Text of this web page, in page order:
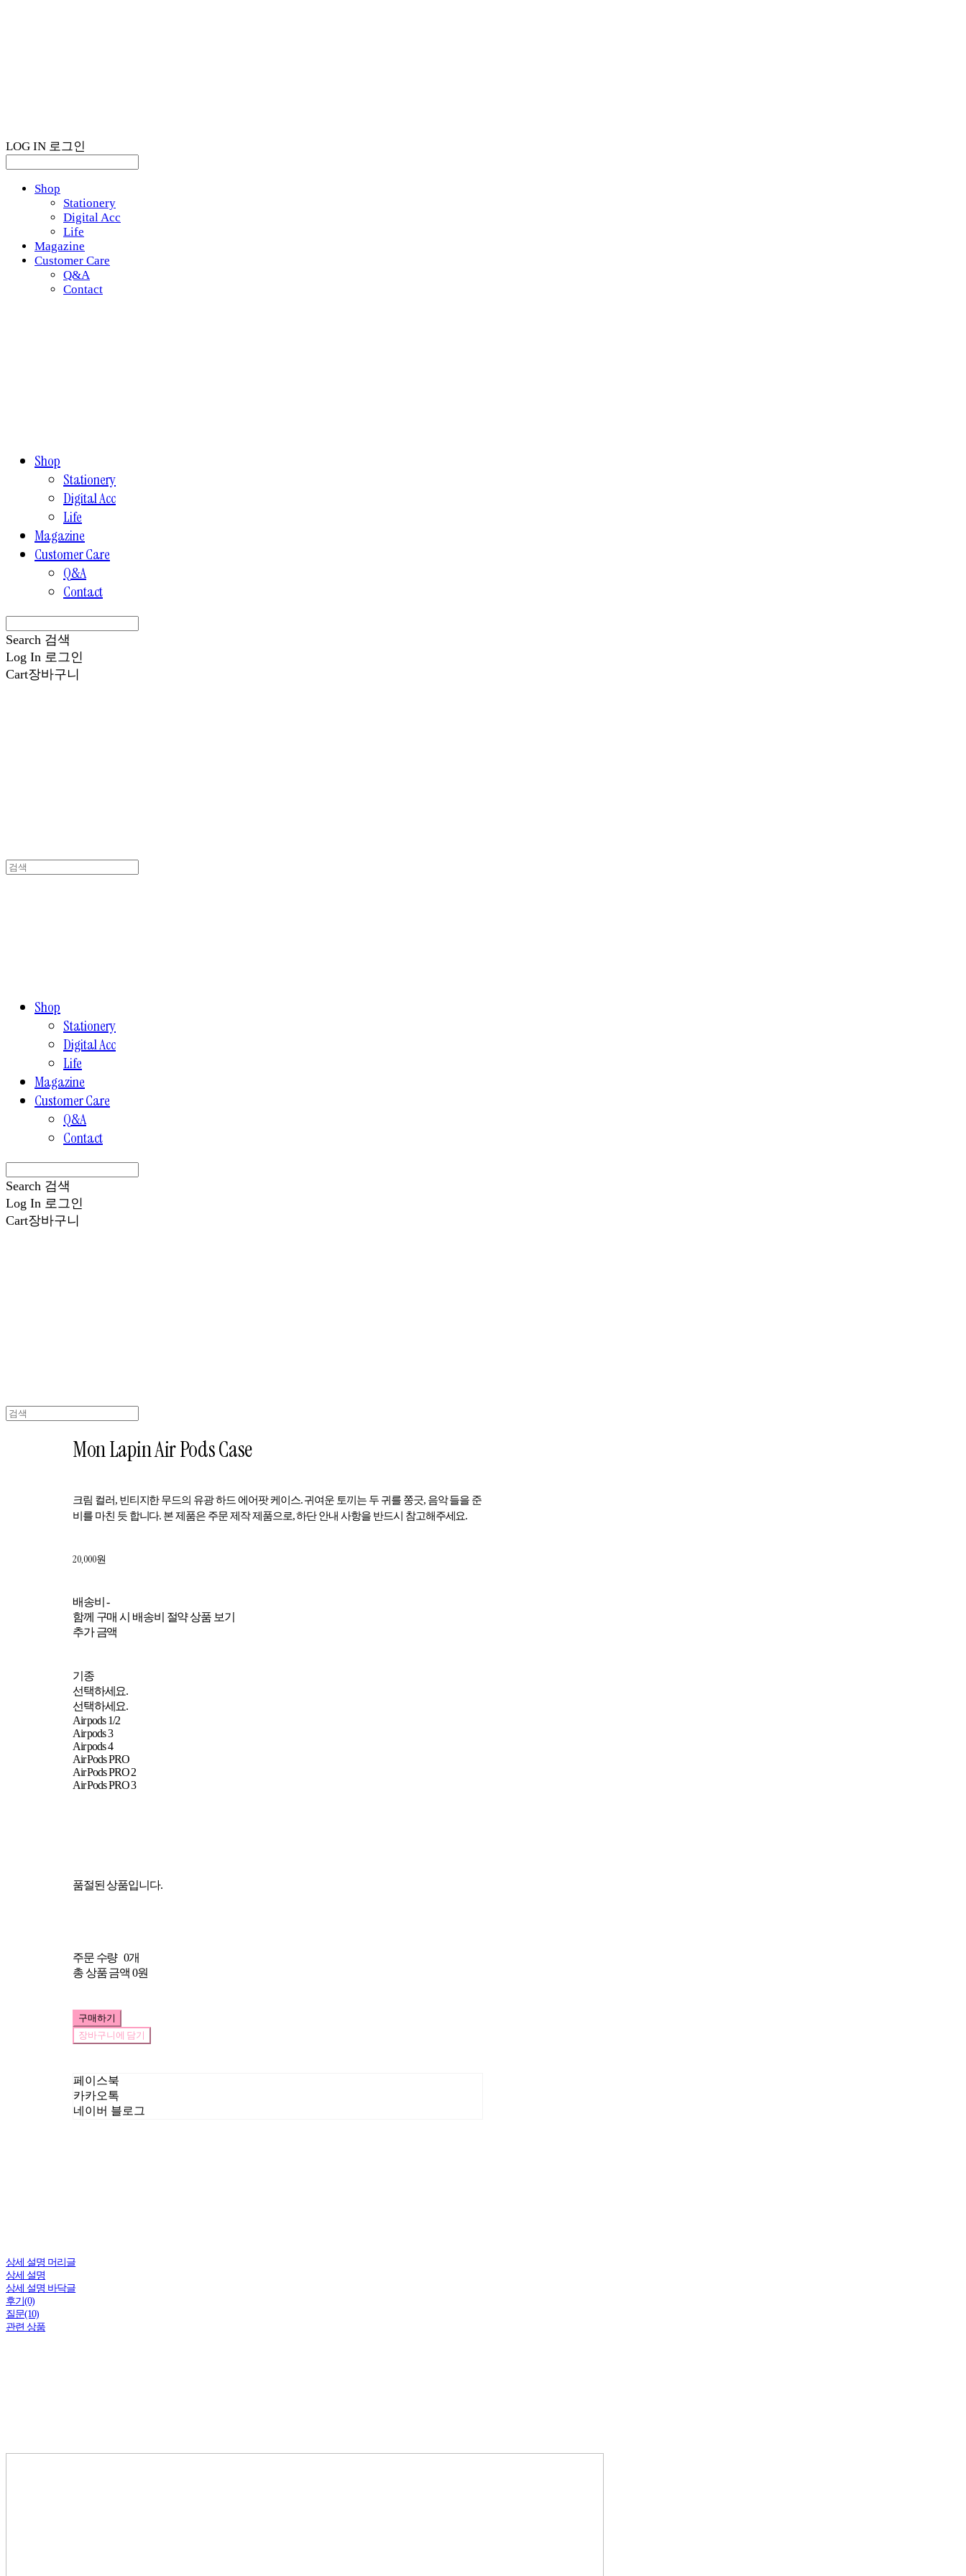
LOG IN 로그인
Shop
Stationery
Digital Acc
Life
Magazine
Customer Care
Q&A
Contact
Shop
Stationery
Digital Acc
Life
Magazine
Customer Care
Q&A
Contact
Search 검색
Log In 로그인
Cart장바구니
Shop
Stationery
Digital Acc
Life
Magazine
Customer Care
Q&A
Contact
Search 검색
Log In 로그인
Cart장바구니
Mon Lapin Air Pods Case
크림 컬러, 빈티지한 무드의 유광 하드 에어팟 케이스. 귀여운 토끼는 두 귀를 쫑긋, 음악 들을 준
비를 마친 듯 합니다. 본 제품은 주문 제작 제품으로, 하단 안내 사항을 반드시 참고해주세요.
20,000원
배송비-
함께 구매 시 배송비 절약 상품 보기
추가 금액
기종
선택하세요.
선택하세요.
Air pods 1/2
Air pods 3
Air pods 4
Air Pods PRO
Air Pods PRO 2
Air Pods PRO 3
품절된 상품입니다.
주문 수량 0개
총 상품 금액 0원
구매하기
장바구니에 담기
페이스북
카카오톡
네이버 블로그
상세 설명 머리글
상세 설명
상세 설명 바닥글
후기(0)
질문(10)
관련 상품